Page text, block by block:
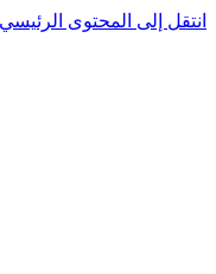
انتقل إلى المحتوى الرئيسي